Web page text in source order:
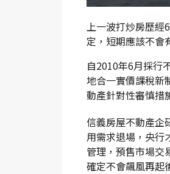
上一波打炒房歷
定，短期應該不會
自2010年6月採行
地合一實價課稅新
動產針對性審慎措
信義房屋不動產企
用需求退場，央行
管理，預售市場交
確定不會飆風再起